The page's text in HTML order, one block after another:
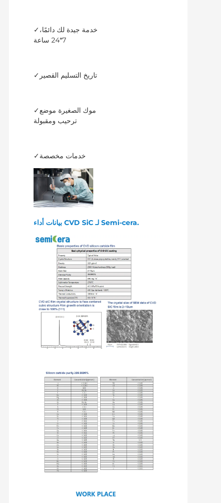
✓خدمة جيدة لك دائمًا،
7*24 ساعة
✓تاريخ التسليم القصير
✓موك الصغيرة موضع
ترحيب ومقبولة
بيانات أداء CVD SiC لـ Semi-cera.